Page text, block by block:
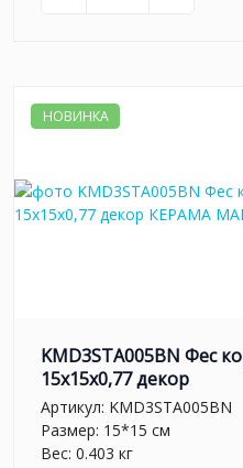
НОВИНКА
KMD3STA005BN Фес
15x15x0,77 декор
Артикул: KMD3STA005BN
Размер: 15*15 см
Вес: 0.403 кг